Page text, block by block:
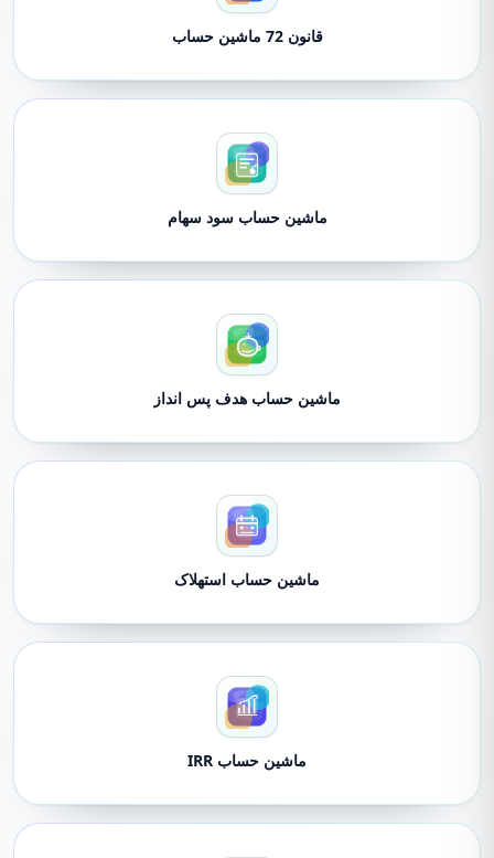
قانون 72 ماشین حساب
ماشین حساب سود سهام
ماشین حساب هدف پس انداز
ماشین حساب استهلاک
ماشین حساب IRR